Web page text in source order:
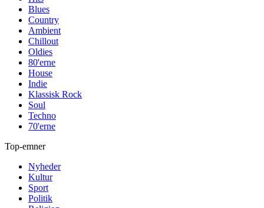
Blues
Country
Ambient
Chillout
Oldies
80'erne
House
Indie
Klassisk Rock
Soul
Techno
70'erne
Top-emner
Nyheder
Kultur
Sport
Politik